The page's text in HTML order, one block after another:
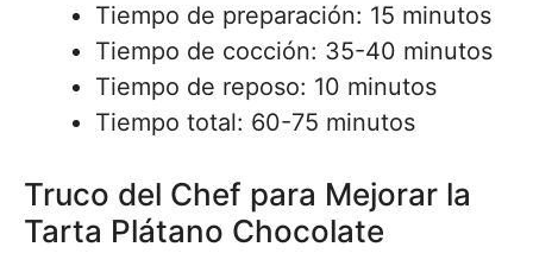
Tiempo de preparación: 15 minutos
Tiempo de cocción: 35-40 minutos
Tiempo de reposo: 10 minutos
Tiempo total: 60-75 minutos
Truco del Chef para Mejorar la
Tarta Plátano Chocolate